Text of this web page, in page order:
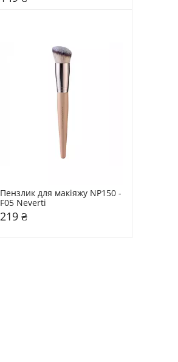
Пензлик для макіяжу NP150 -
F05 Neverti
219 ₴